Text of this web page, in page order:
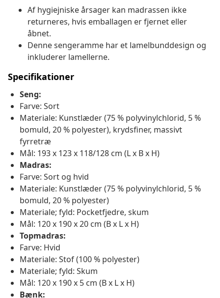
Af hygiejniske årsager kan madrassen ikke
returneres, hvis emballagen er fjernet eller
åbnet.
Denne sengeramme har et lamelbunddesign og
inkluderer lamellerne.
Specifikationer
Seng:
Farve: Sort
Materiale: Kunstlæder (75 % polyvinylchlorid, 5 %
bomuld, 20 % polyester), krydsfiner, massivt
fyrretræ
Mål: 193 x 123 x 118/128 cm (L x B x H)
Madras:
Farve: Sort og hvid
Materiale: Kunstlæder (75 % polyvinylchlorid, 5 %
bomuld, 20 % polyester)
Materiale; fyld: Pocketfjedre, skum
Mål: 120 x 190 x 20 cm (B x L x H)
Topmadras:
Farve: Hvid
Materiale: Stof (100 % polyester)
Materiale; fyld: Skum
Mål: 120 x 190 x 5 cm (B x L x H)
Bænk: